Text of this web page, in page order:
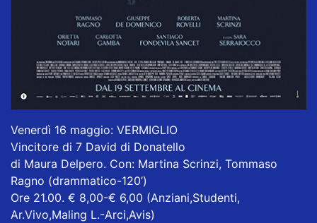
Venerdì 16 maggio: VERMIGLIO
Vincitore di 7 David di Donatello
di Maura Delpero. Con: Martina Scrinzi, Tommaso
Ragno (drammatico-120’)
Ore 21.00. € 8,00-€ 6,00 (Anziani,Studenti,
Ar.Vivo,Maling L.-Arci,Avis)